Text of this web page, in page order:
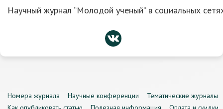
Научный журнал “Молодой ученый” в социальных
Номера журнала Научные конференции
Тематические журналы